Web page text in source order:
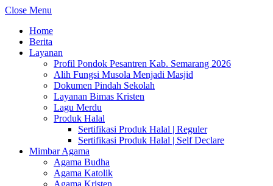
Close Menu
Home
Berita
Layanan
Profil Pondok Pesantren Kab. Semarang 2026
Alih Fungsi Musola Menjadi Masjid
Dokumen Pindah Sekolah
Layanan Bimas Kristen
Lagu Merdu
Produk Halal
Sertifikasi Produk Halal | Reguler
Sertifikasi Produk Halal | Self Declare
Mimbar Agama
Agama Budha
Agama Katolik
Agama Kristen